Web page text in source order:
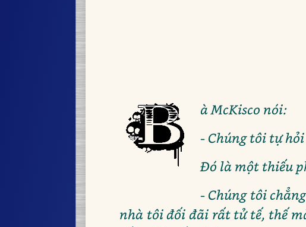
à McKisco nói:
- Chúng tôi tự
Đó là một thiếu
- Chúng tôi
nhà tôi đối đãi rất tử tế, thế